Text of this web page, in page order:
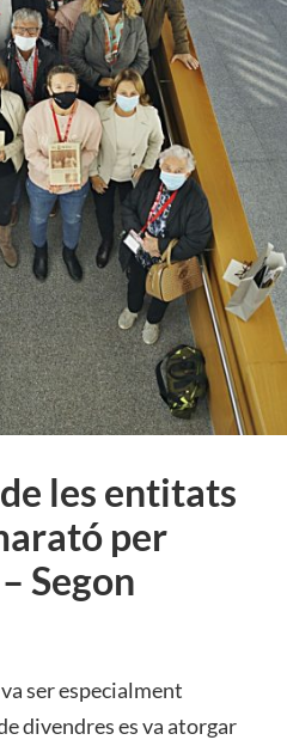
les entitats
per
Segon
ser especialment
divendres es va atorgar